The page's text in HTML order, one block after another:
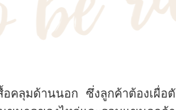
คลุมด้านนอก ซึ่งลูกค้าต้องเผื่อ